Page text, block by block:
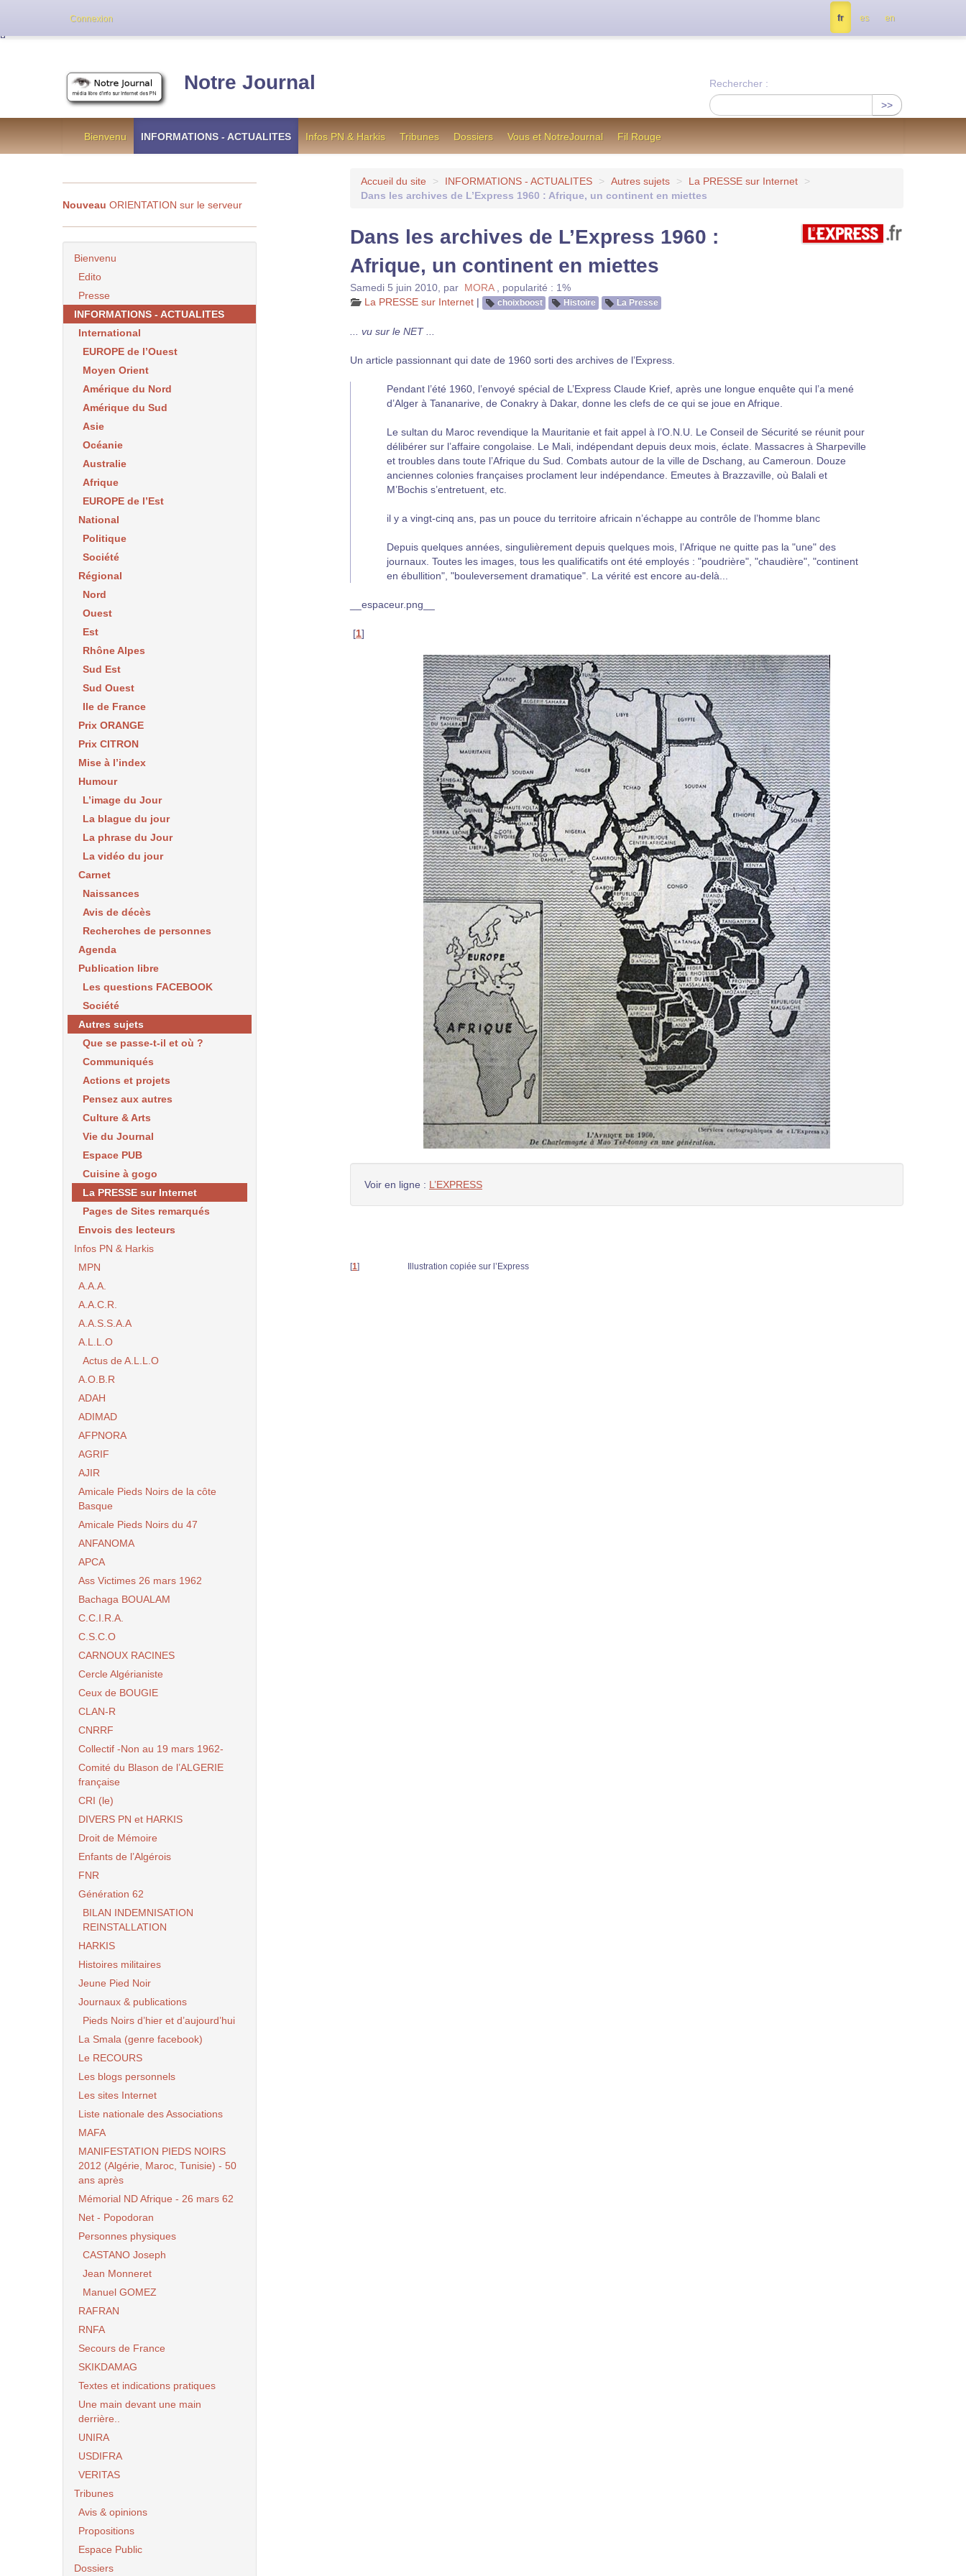
Notre Journal
Rechercher :
>>
Bienvenu INFORMATIONS - ACTUALITES Infos PN & Harkis Tribunes Dossiers Vous et NotreJournal Fil Rouge
Accueil du site > INFORMATIONS - ACTUALITES > Autres sujets > La PRESSE sur Internet
>
Dans les archives de L’Express 1960 : Afrique, un continent en miettes
Dans les archives de L’Express 1960 :
Afrique, un continent en miettes
Samedi 5 juin 2010 par MORA
popularité : 1%
La PRESSE sur Internet | choixboost Histoire La Presse
... vu sur le NET ...
Un article passionnant qui date de 1960 sorti des archives de l’Express.
Pendant l’été 1960, l’envoyé spécial de L’Express Claude Krief, après une longue enquête qui l’a mené
d’Alger à Tananarive, de Conakry à Dakar, donne les clefs de ce qui se joue en Afrique.
Le sultan du Maroc revendique la Mauritanie et fait appel à l’O.N.U. Le Conseil de Sécurité se réunit pour
délibérer sur l’affaire congolaise. Le Mali, indépendant depuis deux mois, éclate. Massacres à Sharpeville
et troubles dans toute l’Afrique du Sud. Combats autour de la ville de Dschang, au Cameroun. Douze
anciennes colonies françaises proclament leur indépendance. Emeutes à Brazzaville, où Balali et
M’Bochis s’entretuent, etc.
il y a vingt-cinq ans, pas un pouce du territoire africain n’échappe au contrôle de l’homme blanc
Depuis quelques années, singulièrement depuis quelques mois, l’Afrique ne quitte pas la "une" des
journaux. Toutes les images, tous les qualificatifs ont été employés : "poudrière", "chaudière", "continent
en ébullition", "bouleversement dramatique". La vérité est encore au-delà...
__espaceur.png__
[1]
Voir en ligne : L’EXPRESS
[1] Illustration copiée sur l’Express
Nouveau ORIENTATION sur le serveur
Bienvenu
Edito
Presse
INFORMATIONS - ACTUALITES
International
EUROPE de l’Ouest
Moyen Orient
Amérique du Nord
Amérique du Sud
Asie
Océanie
Australie
Afrique
EUROPE de l’Est
National
Politique
Société
Régional
Nord
Ouest
Est
Rhône Alpes
Sud Est
Sud Ouest
Ile de France
Prix ORANGE
Prix CITRON
Mise à l’index
Humour
L’image du Jour
La blague du jour
La phrase du Jour
La vidéo du jour
Carnet
Naissances
Avis de décès
Recherches de personnes
Agenda
Publication libre
Les questions FACEBOOK
Société
Autres sujets
Que se passe-t-il et où ?
Communiqués
Actions et projets
Pensez aux autres
Culture & Arts
Vie du Journal
Espace PUB
Cuisine à gogo
La PRESSE sur Internet
Pages de Sites remarqués
Envois des lecteurs
Infos PN & Harkis
MPN
A.A.A.
A.A.C.R.
A.A.S.S.A.A
A.L.L.O
Actus de A.L.L.O
A.O.B.R
ADAH
ADIMAD
AFPNORA
AGRIF
AJIR
Amicale Pieds Noirs de la côte
Basque
Amicale Pieds Noirs du 47
ANFANOMA
APCA
Ass Victimes 26 mars 1962
Bachaga BOUALAM
C.C.I.R.A.
C.S.C.O
CARNOUX RACINES
Cercle Algérianiste
Ceux de BOUGIE
CLAN-R
CNRRF
Collectif -Non au 19 mars 1962-
Comité du Blason de l’ALGERIE
française
CRI (le)
DIVERS PN et HARKIS
Droit de Mémoire
Enfants de l’Algérois
FNR
Génération 62
BILAN INDEMNISATION
REINSTALLATION
HARKIS
Histoires militaires
Jeune Pied Noir
Journaux & publications
Pieds Noirs d’hier et d’aujourd’hui
La Smala (genre facebook)
Le RECOURS
Les blogs personnels
Les sites Internet
Liste nationale des Associations
MAFA
MANIFESTATION PIEDS NOIRS
2012 (Algérie, Maroc, Tunisie) - 50
ans après
Mémorial ND Afrique - 26 mars 62
Net - Popodoran
Personnes physiques
CASTANO Joseph
Jean Monneret
Manuel GOMEZ
RAFRAN
RNFA
Secours de France
SKIKDAMAG
Textes et indications pratiques
Une main devant une main
derrière..
UNIRA
USDIFRA
VERITAS
Tribunes
Avis & opinions
Propositions
Espace Public
Dossiers
Connexion fr es en
Cette version de NotreJournal représente l’ancienne formule utilisée jusqu’en octobre 2012, en cas de difficultés, contactez nous à info@notrejournal.info !